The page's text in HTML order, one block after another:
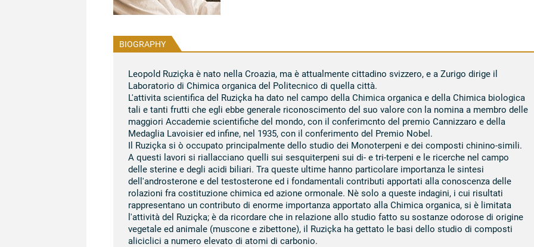
BIOGRAPHY
Leopold Ruziçka è nato nella Croazia, ma è attualmente cittadino svizzero, e a Zurigo dirige il
Laboratorio di Chimica organica del Politecnico di quella città.
L'attivita scientifica del Ruziçka ha dato nel campo della Chimica organica e della Chimica biologica
tali e tanti frutti che egli ebbe generale riconoscimento del suo valore con la nomina a membro delle
maggiori Accademie scientifiche del mondo, con il conferimcnto del premio Cannizzaro e della
Medaglia Lavoisier ed infine, nel 1935, con il conferimento del Premio Nobel.
Il Ruziçka si ò occupato principalmente dello studio dei Monoterpeni e dei composti chinino-simili.
A questi lavori si riallacciano quelli sui sesquiterpeni sui di- e tri-terpeni e le ricerche nel campo
delle sterine e degli acidi biliari. Tra queste ultime hanno particolare importanza le sintesi
dell'androsterone e del testosterone ed i fondamentali contributi apportati alla conoscenza delle
rolazioni fra costituzione chimica ed azione ormonale. Nè solo a queste indagini, i cui risultati
rappresentano un contributo di enorme importanza apportato alla Chimica organica, si è limitata
l'attività del Ruziçka; è da ricordare che in relazione allo studio fatto su sostanze odorose di origine
vegetale ed animale (muscone e zibettone), il Ruziçka ha gettato le basi dello studio di composti
aliciclici a numero elevato di atomi di carbonio.